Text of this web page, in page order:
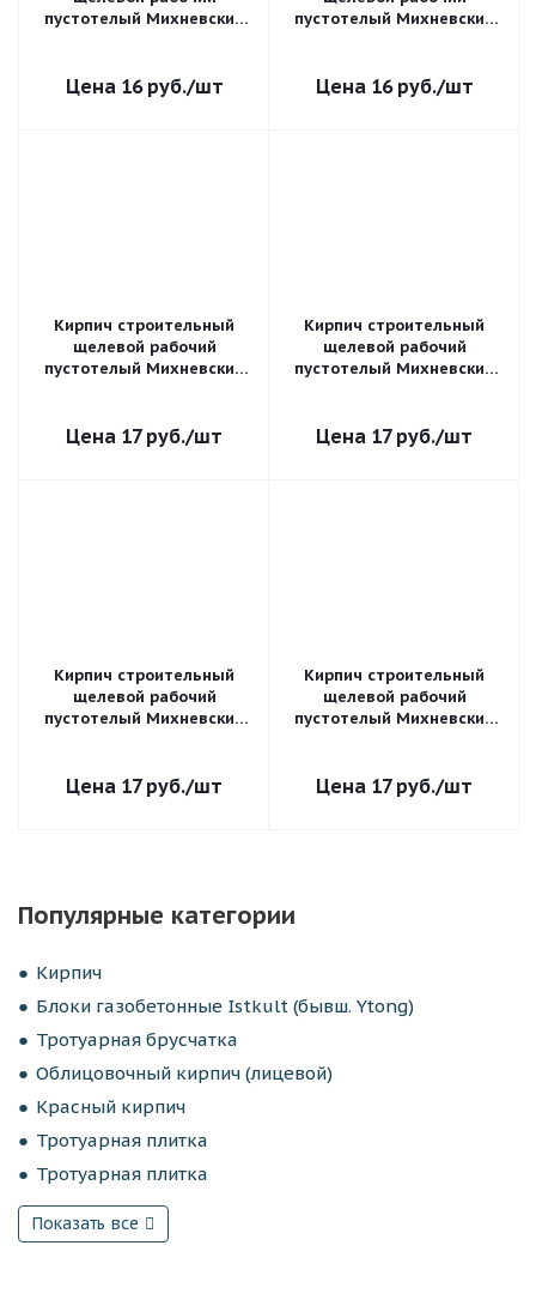
пустотелый Михневский
16руб./шт
пустотелый Михневский
16руб./шт
Кирпич строительный
щелевой рабочий
пустотелый Михневский
17руб./шт
Кирпич строительный
щелевой рабочий
пустотелый Михневский
17руб./шт
Кирпич строительный
щелевой рабочий
пустотелый Михневский
17руб./шт
Кирпич строительный
щелевой рабочий
пустотелый Михневский
17руб./шт
Популярные категории
Кирпич
Блоки газобетонные Istkult (бывш. Ytong)
Тротуарная брусчатка
Облицовочный кирпич (лицевой)
Красный кирпич
Тротуарная плитка
Тротуарная плитка
Показать все